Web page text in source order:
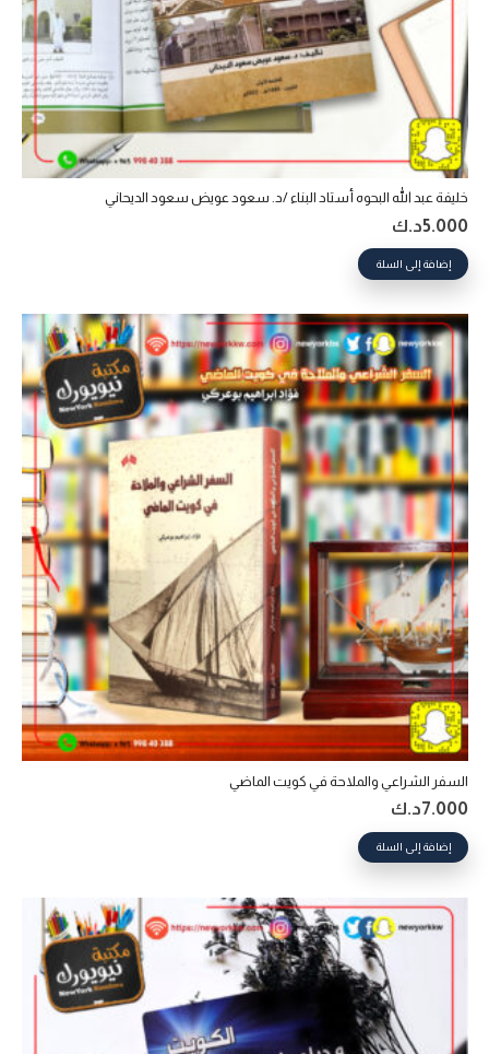
خليفة عبد الله البحوه أستاد البناء /د. سعود عويض سعود الديحاني
5.000د.ك
إضافة إلى السلة
السفر الشراعي والملاحة في كويت الماضي
7.000د.ك
إضافة إلى السلة